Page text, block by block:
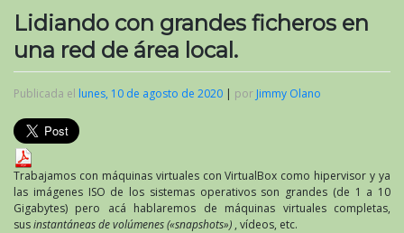
Lidiando con grandes ficheros en
una red de área local.
Publicada el lunes, 10 de agosto de 2020 | por Jimmy Olano
Trabajamos con máquinas virtuales con VirtualBox como hipervisor y ya
las imágenes ISO de los sistemas operativos son grandes (de 1 a 10
Gigabytes) pero acá hablaremos de máquinas virtuales completas,
susinstantáneas de volúmenes («snapshots») , vídeos, etc.